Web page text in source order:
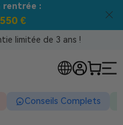
Meilleur prix garanti
limitée de 3 ans !
Conseils Complets